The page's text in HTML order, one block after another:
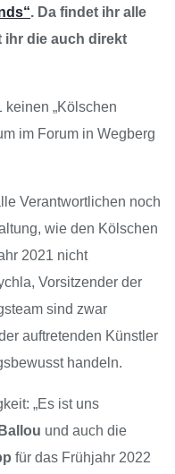
. Da findet ihr alle
ihr die auch direkt
keinen „Kölschen
im Forum in Wegberg
Verantwortlichen noch
wie den Kölschen
2021 nicht
Vorsitzender der
sind zwar
auftretenden Künstler
handeln.
„Es ist uns
und auch die
für das Frühjahr 2022